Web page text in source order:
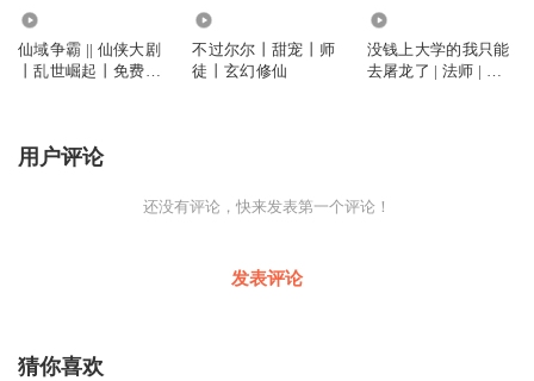
仙域争霸 || 仙侠大剧
丨乱世崛起丨免费精
不过尔尔丨甜宠丨师
徒丨玄幻修仙
没钱上大学的我只能
去屠龙了 | 法师 | 天
用户评论
还没有评论，快来发表第一个评论！
发表评论
猜你喜欢